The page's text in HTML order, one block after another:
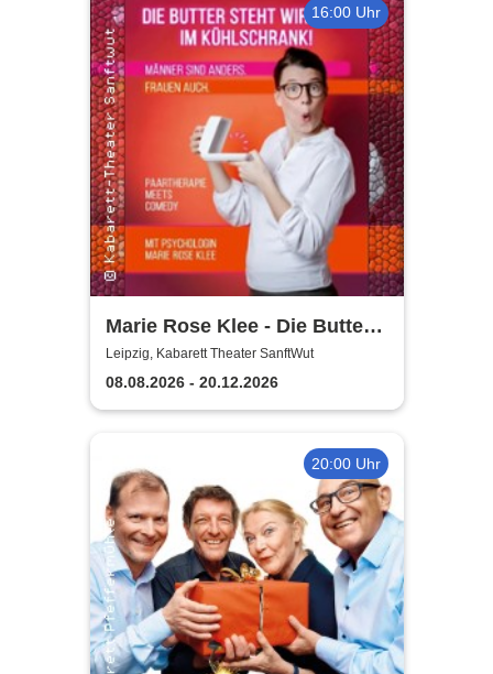
16:00 Uhr
Marie Rose Klee - Die Butter
steht wirklich im
Kühlschrank!
Leipzig, Kabarett Theater SanftWut
08.08.2026 - 20.12.2026
20:00 Uhr